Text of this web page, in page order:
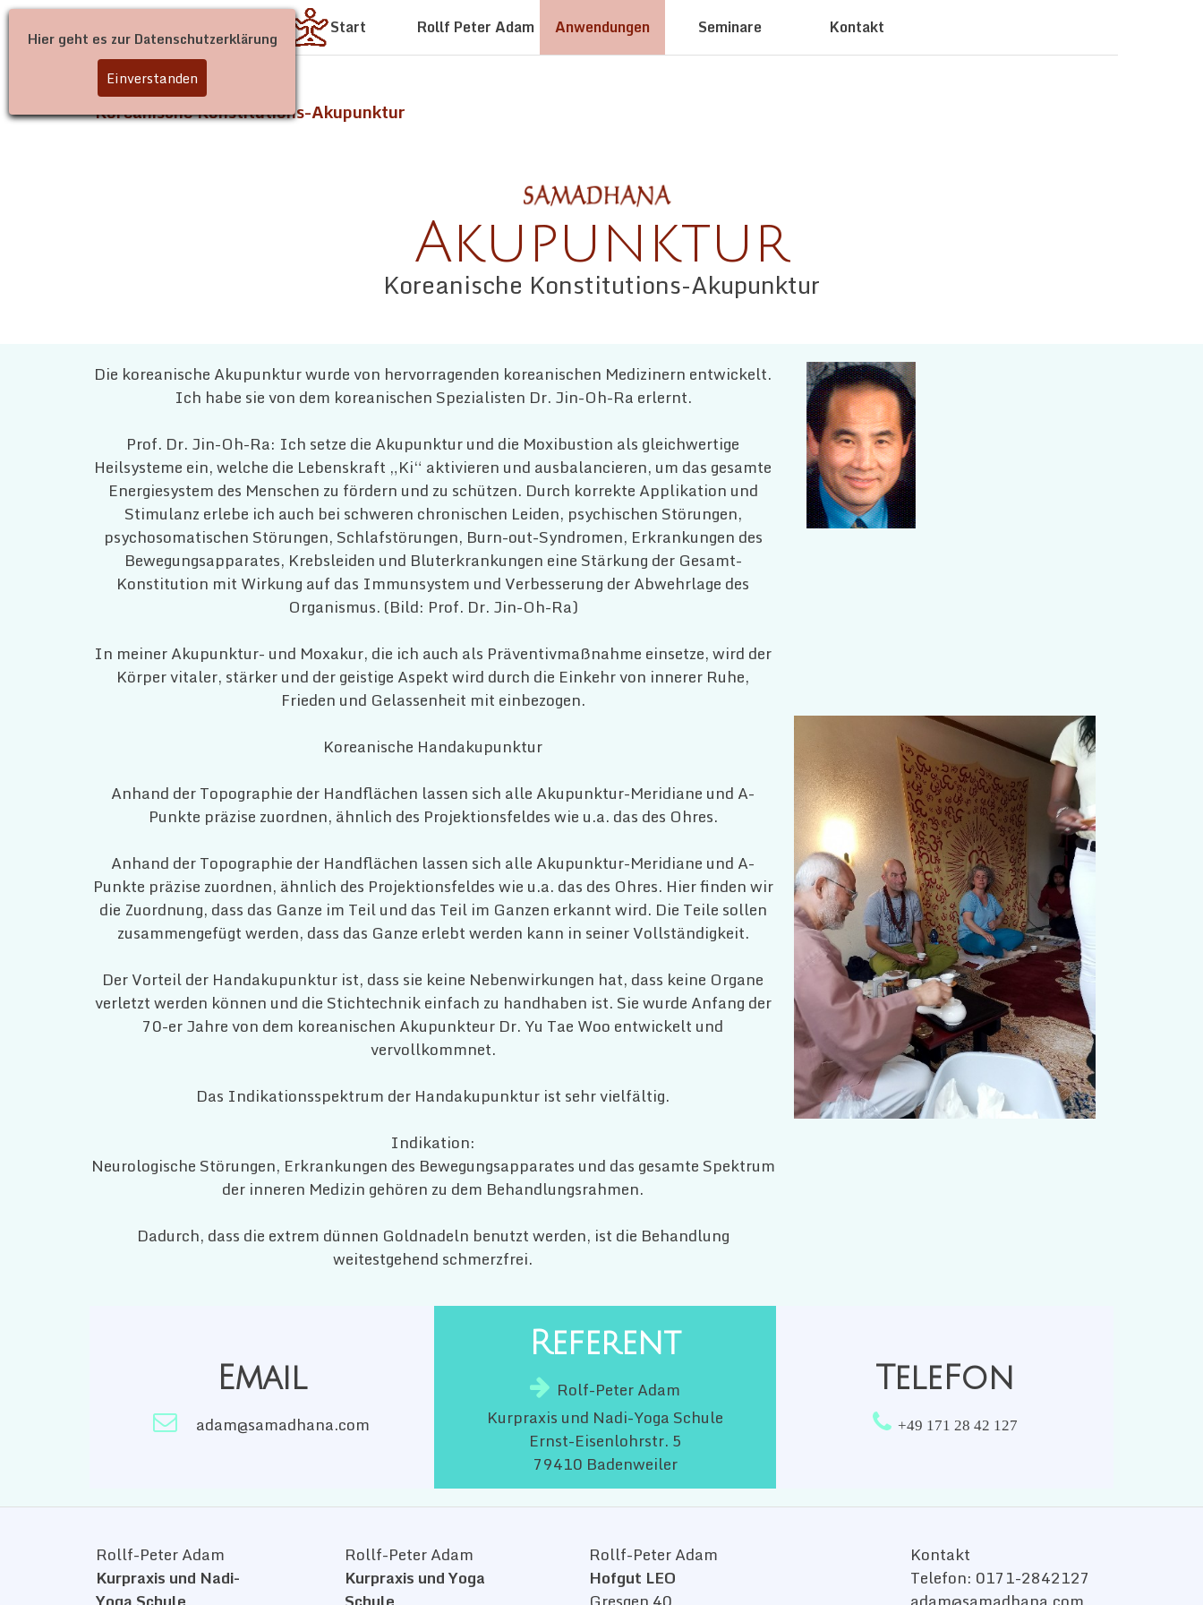
Start Rollf Peter Adam Anwendungen Seminare Kontakt
Koreanische Konstitutions-Akupunktur
Akupunktur
Koreanische Konstitutions-Akupunktur
Die koreanische Akupunktur wurde von hervorragenden koreanischen Medizinern entwickelt.
Ich habe sie von dem koreanischen Spezialisten Dr. Jin-Oh-Ra erlernt.
Prof. Dr. Jin-Oh-Ra: Ich setze die Akupunktur und die Moxibustion als gleichwertige
Heilsysteme ein, welche die Lebenskraft „Ki“ aktivieren und ausbalancieren, um das gesamte
Energiesystem des Menschen zu fördern und zu schützen. Durch korrekte Applikation und
Stimulanz erlebe ich auch bei schweren chronischen Leiden, psychischen Störungen,
psychosomatischen Störungen, Schlafstörungen, Burn-out-Syndromen, Erkrankungen des
Bewegungsapparates, Krebsleiden und Bluterkrankungen eine Stärkung der Gesamt-
Konstitution mit Wirkung auf das Immunsystem und Verbesserung der Abwehrlage des
Organismus. (Bild: Prof. Dr. Jin-Oh-Ra)
In meiner Akupunktur- und Moxakur, die ich auch als Präventivmaßnahme einsetze, wird der
Körper vitaler, stärker und der geistige Aspekt wird durch die Einkehr von innerer Ruhe,
Frieden und Gelassenheit mit einbezogen.
Koreanische Handakupunktur
Anhand der Topographie der Handflächen lassen sich alle Akupunktur-Meridiane und A-
Punkte präzise zuordnen, ähnlich des Projektionsfeldes wie u.a. das des Ohres.
Anhand der Topographie der Handflächen lassen sich alle Akupunktur-Meridiane und A-
Punkte präzise zuordnen, ähnlich des Projektionsfeldes wie u.a. das des Ohres. Hier finden wir
die Zuordnung, dass das Ganze im Teil und das Teil im Ganzen erkannt wird. Die Teile sollen
zusammengefügt werden, dass das Ganze erlebt werden kann in seiner Vollständigkeit.
Der Vorteil der Handakupunktur ist, dass sie keine Nebenwirkungen hat, dass keine Organe
verletzt werden können und die Stichtechnik einfach zu handhaben ist. Sie wurde Anfang der
70-er Jahre von dem koreanischen Akupunkteur Dr. Yu Tae Woo entwickelt und
vervollkommnet.
Das Indikationsspektrum der Handakupunktur ist sehr vielfältig.
Indikation:
Neurologische Störungen, Erkrankungen des Bewegungsapparates und das gesamte Spektrum
der inneren Medizin gehören zu dem Behandlungsrahmen.
Dadurch, dass die extrem dünnen Goldnadeln benutzt werden, ist die Behandlung
weitestgehend schmerzfrei.
Email
 adam@samadhana.com
Referent
 Rolf-Peter Adam
Kurpraxis und Nadi-Yoga Schule
Ernst-Eisenlohrstr. 5
79410 Badenweiler
TeleFon
 +49 171 28 42 127
Kontakt
Telefon: 0171-2842127
Rollf-Peter Adam
Kurpraxis und Yoga
Rollf-Peter Adam
Kurpraxis und Nadi-
Rollf-Peter Adam
Hofgut LEO
Hier geht es zur Datenschutzerklärung
Einverstanden